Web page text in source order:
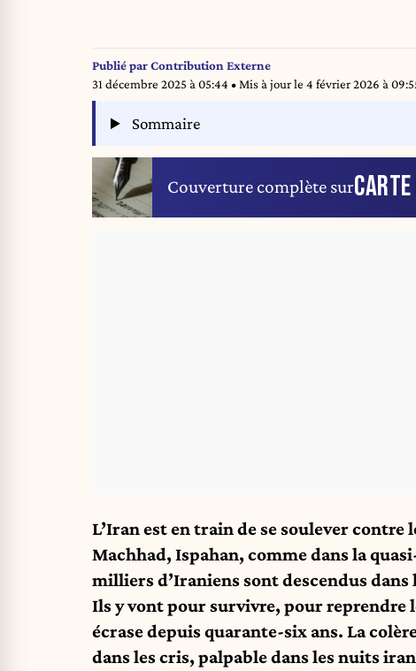
Publié parContribution Externe
31 décembre 2025 à 05:44 • Mis à jour le 4 février 2026 à
Sommaire
Couverture complète sur
L’Iran est en train de se soulever
Machhad, Ispahan, comme dans la
milliers d’Iraniens sont descendus
Ils y vont pour survivre, pour reprendre
écrase depuis quarante-six ans. La
dans les cris, palpable dans les nuits